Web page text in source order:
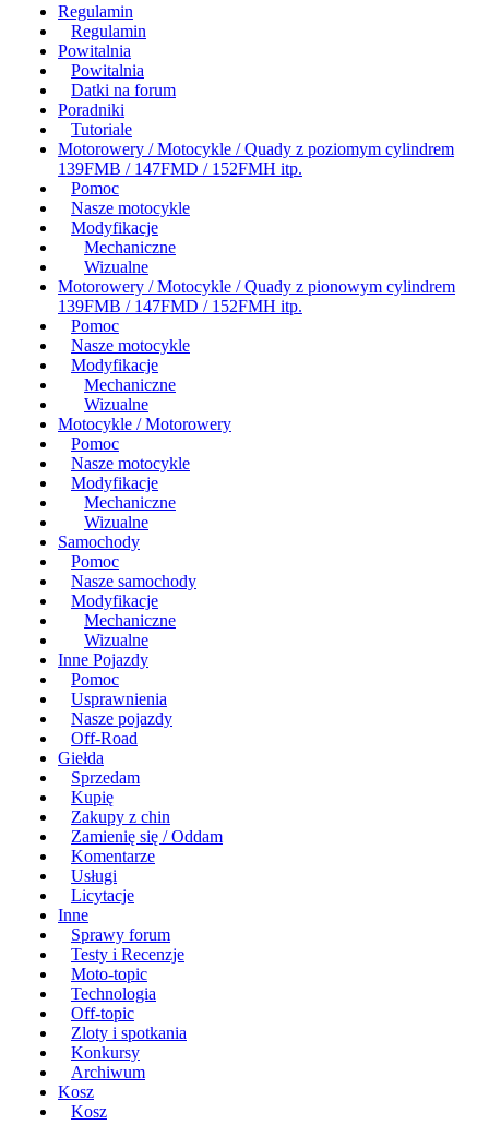
Regulamin
Regulamin
Powitalnia
Powitalnia
Datki na forum
Poradniki
Tutoriale
Motorowery / Motocykle / Quady z poziomym cylindrem
139FMB / 147FMD / 152FMH itp.
Pomoc
Nasze motocykle
Modyfikacje
Mechaniczne
Wizualne
Motorowery / Motocykle / Quady z pionowym cylindrem
139FMB / 147FMD / 152FMH itp.
Pomoc
Nasze motocykle
Modyfikacje
Mechaniczne
Wizualne
Motocykle / Motorowery
Pomoc
Nasze motocykle
Modyfikacje
Mechaniczne
Wizualne
Samochody
Pomoc
Nasze samochody
Modyfikacje
Mechaniczne
Wizualne
Inne Pojazdy
Pomoc
Usprawnienia
Nasze pojazdy
Off-Road
Giełda
Sprzedam
Kupię
Zakupy z chin
Zamienię się / Oddam
Komentarze
Usługi
Licytacje
Inne
Sprawy forum
Testy i Recenzje
Moto-topic
Technologia
Off-topic
Zloty i spotkania
Konkursy
Archiwum
Kosz
Kosz